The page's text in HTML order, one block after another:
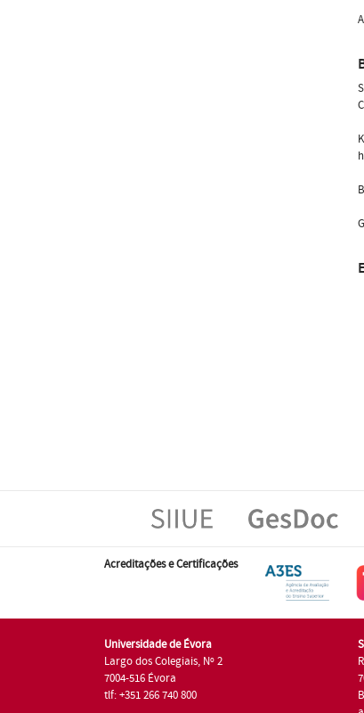
Acreditações e Certificações
Universidade de Évora
Largo dos Colegiais, Nº 2
7004-516 Évora
tlf: +351 266 740 800